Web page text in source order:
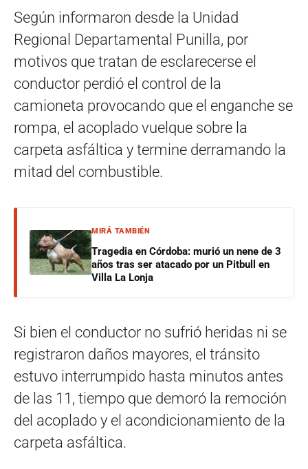
Según informaron desde la Unidad
Regional Departamental Punilla, por
motivos que tratan de esclarecerse el
conductor perdió el control de la
camioneta provocando que el enganche se
rompa, el acoplado vuelque sobre la
carpeta asfáltica y termine derramando la
mitad del combustible.
MIRÁ TAMBIÉN
Tragedia en Córdoba: murió un nene de 3
años tras ser atacado por un Pitbull en
Villa La Lonja
Si bien el conductor no sufrió heridas ni se
registraron daños mayores, el tránsito
estuvo interrumpido hasta minutos antes
de las 11, tiempo que demoró la remoción
del acoplado y el acondicionamiento de la
carpeta asfáltica.